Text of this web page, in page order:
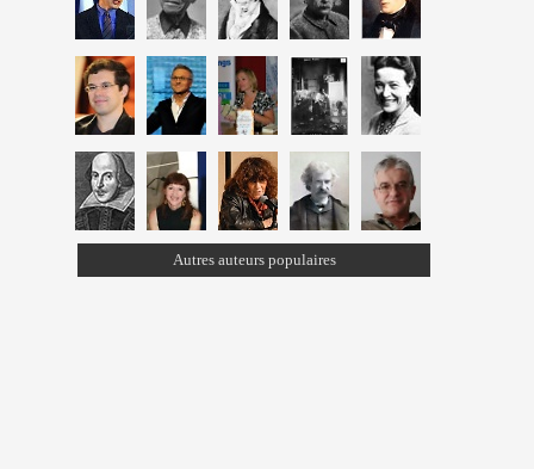
Autres auteurs populaires